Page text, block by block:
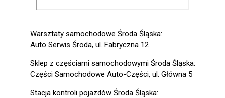
Warsztaty samochodowe Środa Śląska:
Auto Serwis Środa, ul. Fabryczna 12
Sklep z częściami samochodowymi Środa Śląska:
Części Samochodowe Auto-Części, ul. Główna 5
Stacja kontroli pojazdów Środa Śląska: